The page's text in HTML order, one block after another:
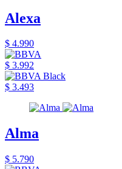
Alexa
$ 4.990
$ 3.992
$ 3.493
Alma
$ 5.790